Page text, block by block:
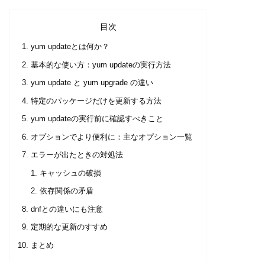
目次
yum updateとは何か？
基本的な使い方：yum updateの実行方法
yum update と yum upgrade の違い
特定のパッケージだけを更新する方法
yum updateの実行前に確認すべきこと
オプションでより便利に：主なオプション一覧
エラーが出たときの対処法
キャッシュの破損
依存関係の矛盾
dnfとの違いにも注意
定期的な更新のすすめ
まとめ